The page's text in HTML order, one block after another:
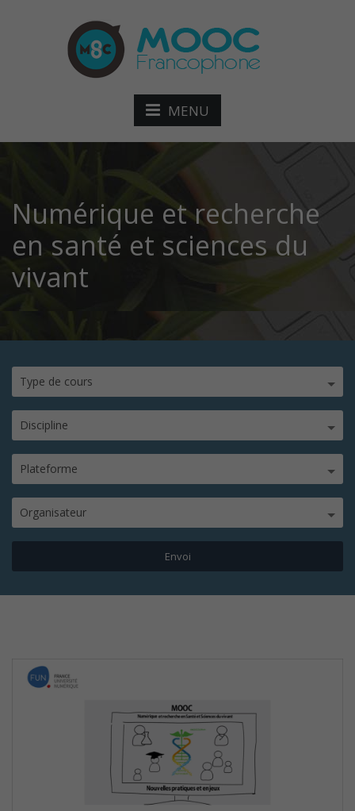
MENU
Numérique et recherche
en santé et sciences du
vivant
Type de cours
Discipline
Plateforme
Organisateur